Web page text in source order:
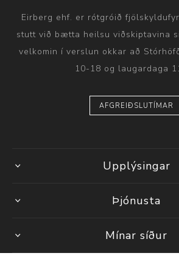
Eirberg ehf. er rótgróið
stutt við bætta heilsu viðskiptavina
velkomin í verslun okkar að
10-18 og laugardaga
AFGREIÐSLUTÍMAR
Upplýsingar
Þjónusta
Mínar síður